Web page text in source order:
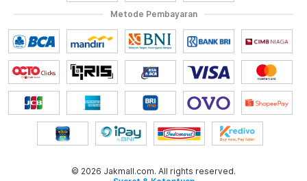
Metode Pembayaran
© 2026 Jakmall.com. All rights reserved.